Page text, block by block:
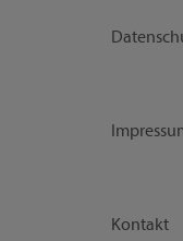
Kontakt